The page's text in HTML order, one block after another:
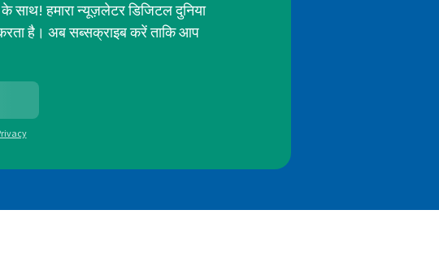
हमारा न्यूज़लेटर डिजिटल दुनिया
करता है। अब सब्सक्राइब करें ताकि आप